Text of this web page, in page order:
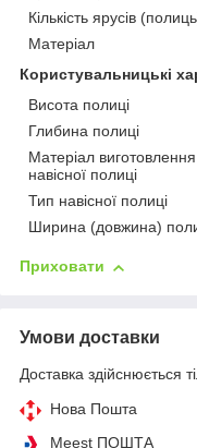
Кількість ярусів
Матеріал
Користувальницькі
Висота полиці
Глибина полиці
Матеріал виготовлення
навісної полиці
Тип навісної полиці
Ширина (довжина)
Приховати
Умови доставки
Доставка здійснюється
Нова Пошта
Meest ПОШТА